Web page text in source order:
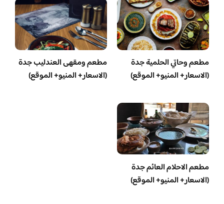
مطعم وحاتي الحلمية جدة
(الاسعار+ المنيو+ الموقع)
مطعم ومقهى العندليب جدة
(الاسعار+ المنيو+ الموقع)
مطعم الاحلام العائم جدة
(الاسعار+ المنيو+ الموقع)